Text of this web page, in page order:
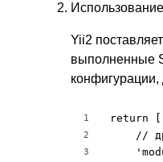
Yii2
выполненные
1
2
3
return [
//